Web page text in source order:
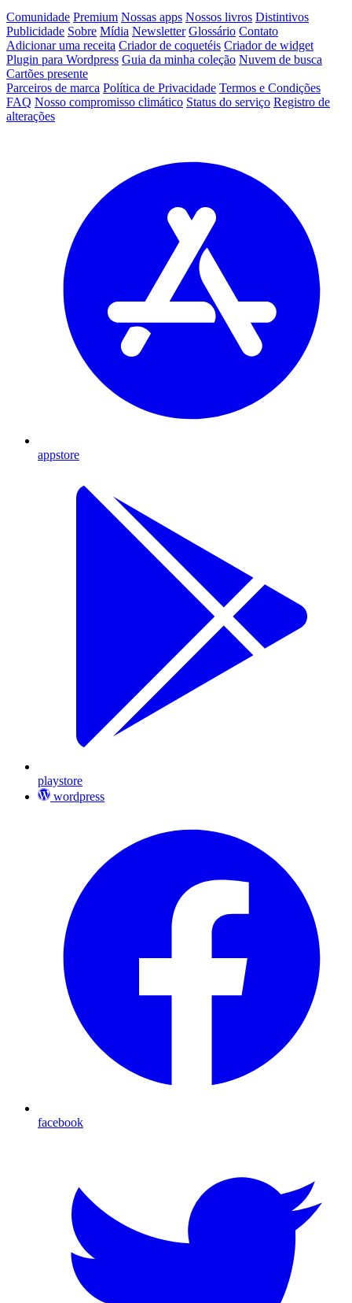
Comunidade Premium Nossas apps Nossos livros Distintivos
Publicidade Sobre Mídia Newsletter Glossário Contato
Adicionar uma receita Criador de coquetéis Criador de widget
Plugin para Wordpress Guia da minha coleção Nuvem de busca
Cartões presente
Parceiros de marca Política de Privacidade Termos e Condições
FAQ Nosso compromisso climático Status do serviço Registro de
alterações
appstore
playstore
wordpress
facebook